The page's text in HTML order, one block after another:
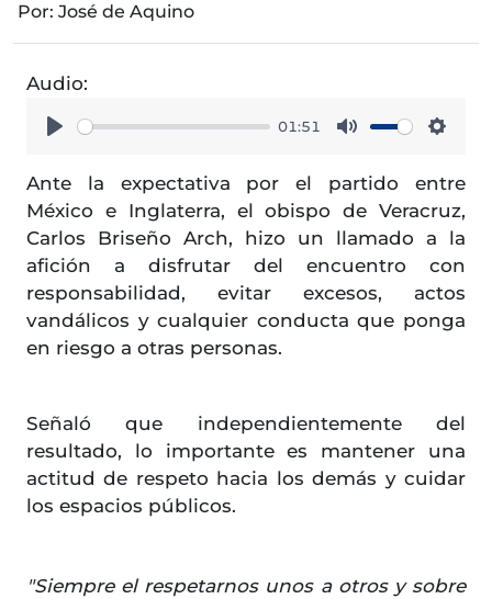
Por: José de Aquino
Audio:
01:51
Ante la expectativa por el partido entre
México e Inglaterra, el obispo de Veracruz,
Carlos Briseño Arch, hizo un llamado a la
afición a disfrutar del encuentro con
responsabilidad, evitar excesos, actos
vandálicos y cualquier conducta que ponga
en riesgo a otras personas.
Señaló que independientemente del
resultado, lo importante es mantener una
actitud de respeto hacia los demás y cuidar
los espacios públicos.
"Siempre el respetarnos unos a otros y sobre